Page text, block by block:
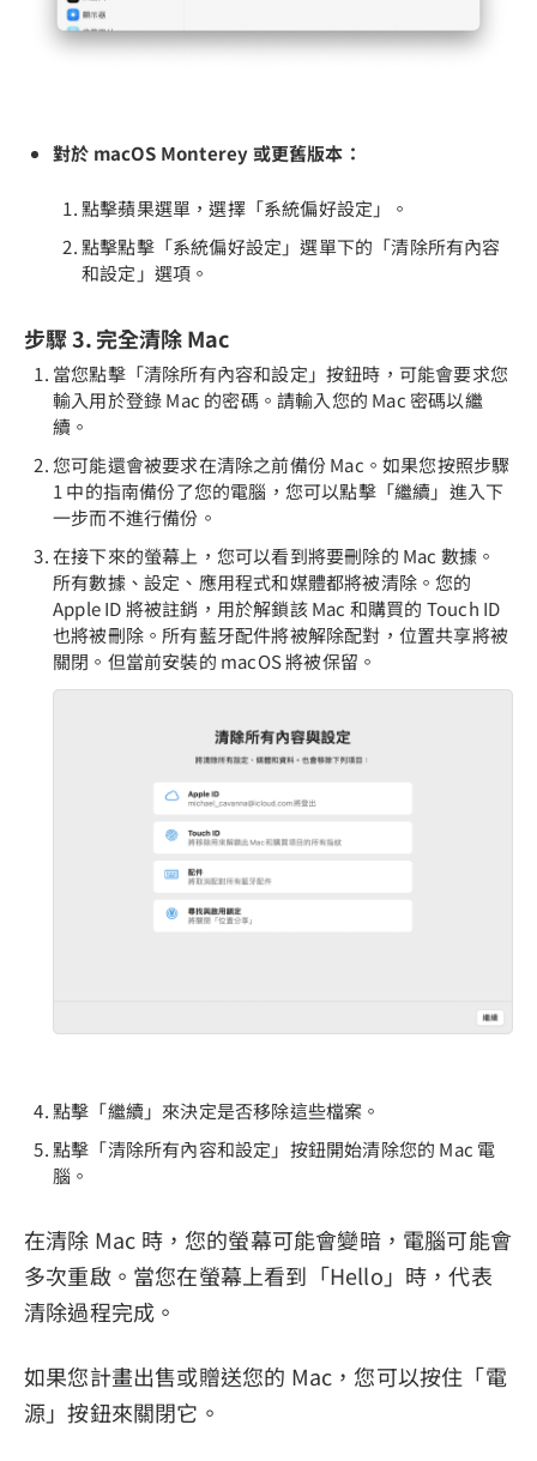
對於 macOS Monterey 或更舊版本：
點擊蘋果選單，選擇「系統偏好設定」。
點擊點擊「系統偏好設定」選單下的「清除所有內容
和設定」選項。
步驟 3. 完全清除 Mac
當您點擊「清除所有內容和設定」按鈕時，可能會要求您
輸入用於登錄 Mac 的密碼。請輸入您的 Mac 密碼以繼
續。
您可能還會被要求在清除之前備份 Mac。如果您按照步驟
1 中的指南備份了您的電腦，您可以點擊「繼續」進入下
一步而不進行備份。
在接下來的螢幕上，您可以看到將要刪除的 Mac 數據。
所有數據、設定、應用程式和媒體都將被清除。您的
Apple ID 將被註銷，用於解鎖該 Mac 和購買的 Touch ID
也將被刪除。所有藍牙配件將被解除配對，位置共享將被
關閉。但當前安裝的 macOS 將被保留。
點擊「繼續」來決定是否移除這些檔案。
點擊「清除所有內容和設定」按鈕開始清除您的 Mac 電
腦。
在清除 Mac 時，您的螢幕可能會變暗，電腦可能會
多次重啟。當您在螢幕上看到「Hello」時，代表
清除過程完成。
如果您計畫出售或贈送您的 Mac，您可以按住「電
源」按鈕來關閉它。